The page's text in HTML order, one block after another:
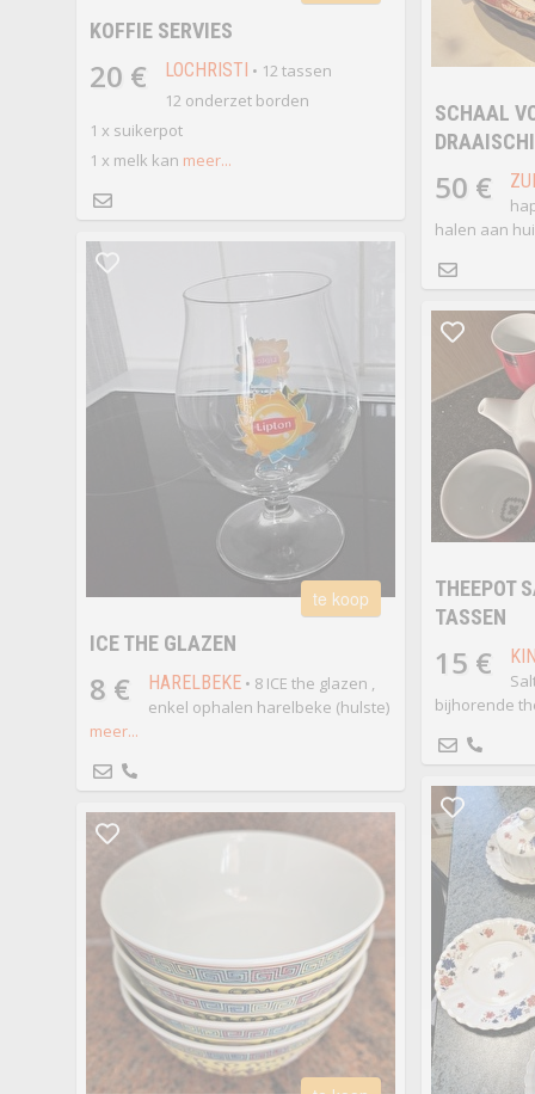
KOFFIE SERVIES
20 € LOCHRISTI • 12 tassen
12 onderzet borden
1 x suikerpot
1 x melk kan meer...
SCHAAL
50 €
halen aan
te koop
ICE THE GLAZEN
8 € HARELBEKE• 8 ICE the glazen ,
enkel ophalen harelbeke (hulste)
meer...
THEEPOT
TASSEN
15 €
bijhorende